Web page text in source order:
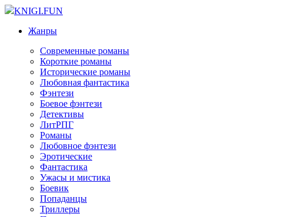
KNIGI.FUN
Жанры
Современные романы
Короткие романы
Исторические романы
Любовная фантастика
Фэнтези
Боевое фэнтези
Детективы
ЛитРПГ
Романы
Любовное фэнтези
Эротические
Фантастика
Ужасы и мистика
Боевик
Попаданцы
Триллеры